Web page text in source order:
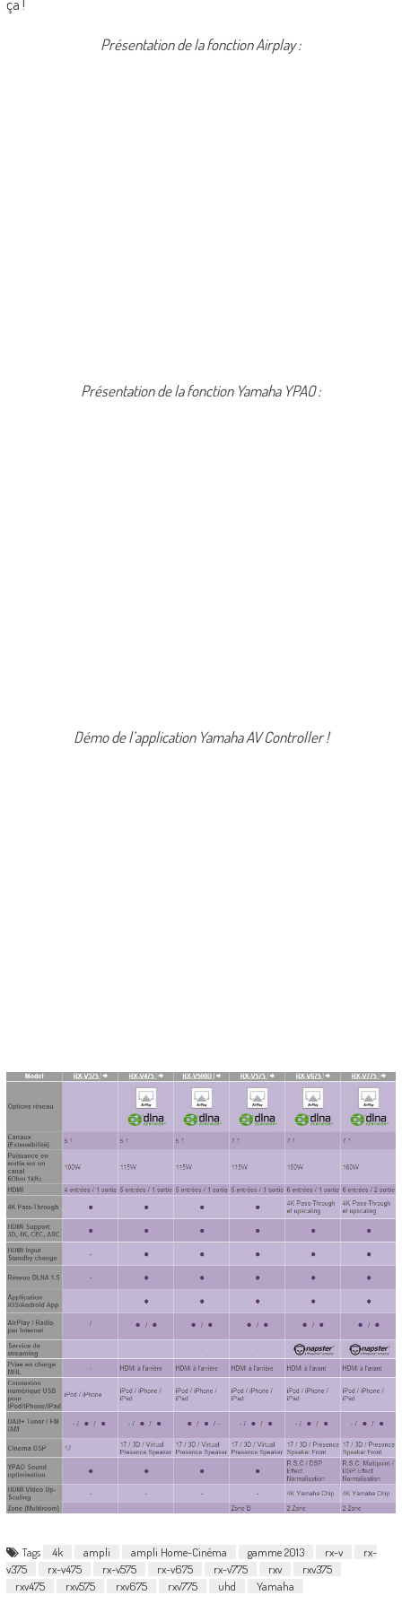
ça !
Présentation de la fonction Airplay :
Présentation de la fonction Yamaha YPAO :
Démo de l’application Yamaha AV Controller !
Tags 4k ampli ampli Home-Cinéma gamme 2013 rx-v
rx-
v375
rx-v475 rx-v575 rx-v675 rx-v775 rxv
rxv375
rxv475
rxv575 rxv675 rxv775 uhd Yamaha